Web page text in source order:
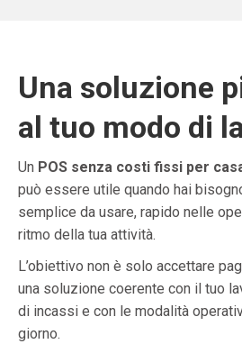
Una soluzione
al tuo modo di
Un POS senza costi fissi per
può essere utile quando hai
semplice da usare, rapido nelle
ritmo della tua attività.
L’obiettivo non è solo accettare
una soluzione coerente con il tuo
di incassi e con le modalità
giorno.